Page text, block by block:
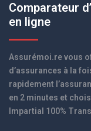
Comparateur
en ligne
Assurémoi.re vous
d’assurances à la
rapidement
en 2 minutes et
Impartial 100%